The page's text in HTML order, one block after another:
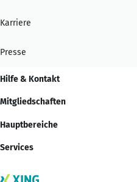
Karriere
Presse
Hilfe & Kontakt
Mitgliedschaften
Hauptbereiche
Services